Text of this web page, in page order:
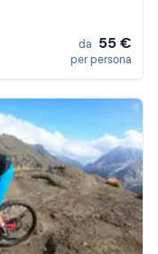
da 55 €
per persona